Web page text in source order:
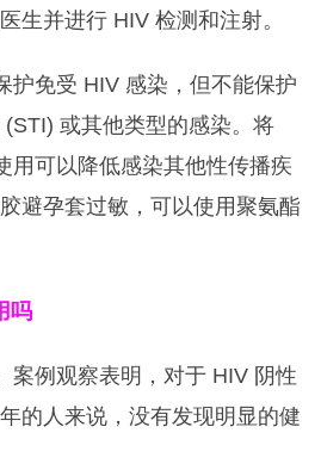
生并进行 HIV 检测和注射。
护免受 HIV 感染，但不能保护
或其他类型的感染。将
用可以降低感染其他性传播疾
避孕套过敏，可以使用聚氨酯
吗
案例观察表明，对于 HIV 阴性
的人来说，没有发现明显的健